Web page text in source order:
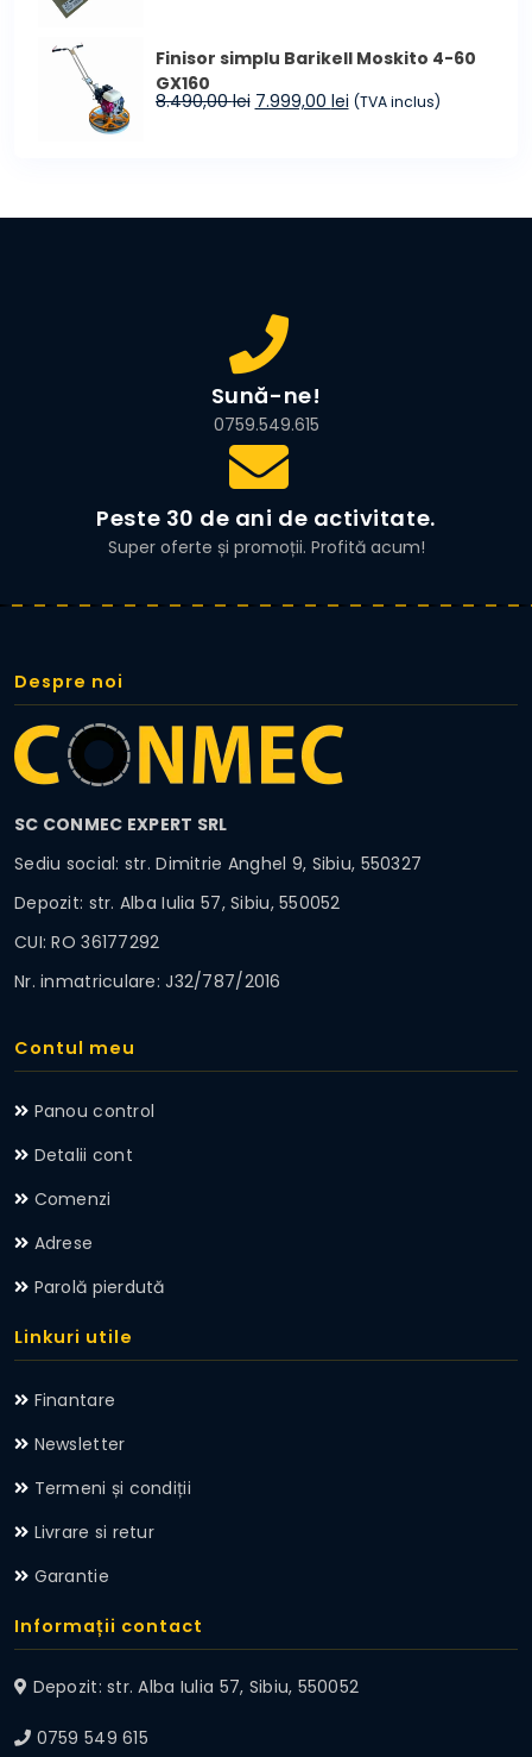
fost:
89,00 lei.
Finisor simplu Barikell Moskito 4-60
GX160
8.490,00lei Prețul
7.999,00 leiPrețul
(TVA inclus)
Sună-ne!
0759.549.615
Peste 30 de ani de activitate.
Super oferte și promoții. Profită acum!
Despre noi
SC CONMEC EXPERT SRL
Sediu social: str. Dimitrie Anghel 9, Sibiu, 550327
Depozit: str. Alba Iulia 57, Sibiu, 550052
CUI: RO 36177292
Nr. inmatriculare: J32/787/2016
Contul meu
Panou control
Detalii cont
Comenzi
Adrese
Parolă pierdută
Linkuri utile
Finantare
Newsletter
Termeni și condiții
Livrare si retur
Garantie
Informații contact
Depozit: str. Alba Iulia 57, Sibiu, 550052
0759 549 615